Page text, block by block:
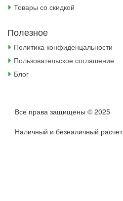
Товары со скидкой
Полезное
Политика конфиденцальности
Пользовательское соглашение
Блог
Все права защищены © 2025
Наличный и безналичный расчет